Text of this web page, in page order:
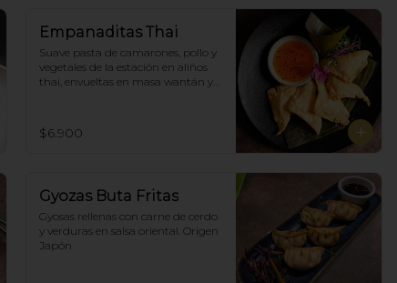
Empanaditas Thai
Suave pasta de camarones, pollo y
vegetales de la estación en aliños
thai, envueltas en masa wantán y
$6.900
Gyozas Buta Fritas
Gyosas rellenas con carne de cerdo
y verduras en salsa oriental. Origen
Japón